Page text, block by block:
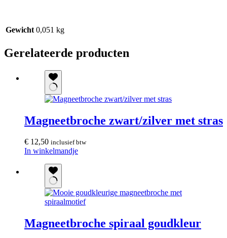
Gewicht 0,051 kg
Gerelateerde producten
Magneetbroche zwart/zilver met stras
€ 12,50 inclusief btw
In winkelmandje
Magneetbroche spiraal goudkleur